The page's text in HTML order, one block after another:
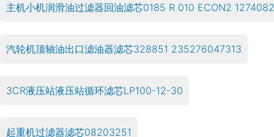
主机小机润滑油过滤器回油滤芯0185 R 010 ECON2 1274082
汽轮机顶轴油出口滤油器滤芯328851 235276047313
3CR液压站液压站循环滤芯LP100-12-30
起重机过滤器滤芯08203251